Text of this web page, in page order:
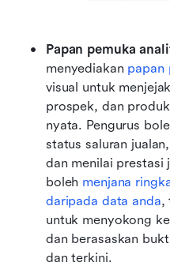
Papan pemuka
menyediakan papan
visual untuk
prospek, dan
nyata. Pengurus
status saluran
dan menilai prestasi
boleh menjana
daripada data anda,
untuk menyokong
dan berasaskan
dan terkini.